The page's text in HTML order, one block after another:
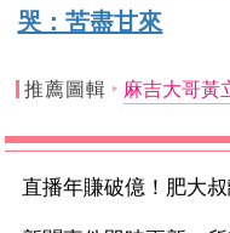
哭：苦盡甘來
推薦圖輯 麻吉大哥黃
直播年賺破億！肥大